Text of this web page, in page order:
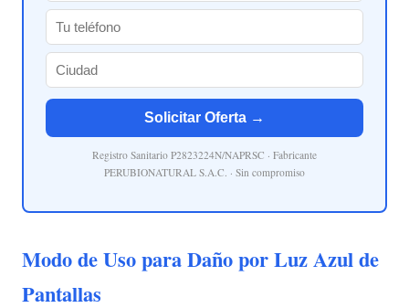
Solicitar Oferta →
Registro Sanitario P2823224N/NAPRSC · Fabricante
PERUBIONATURAL S.A.C. · Sin compromiso
Modo de Uso para Daño por Luz Azul de
Pantallas